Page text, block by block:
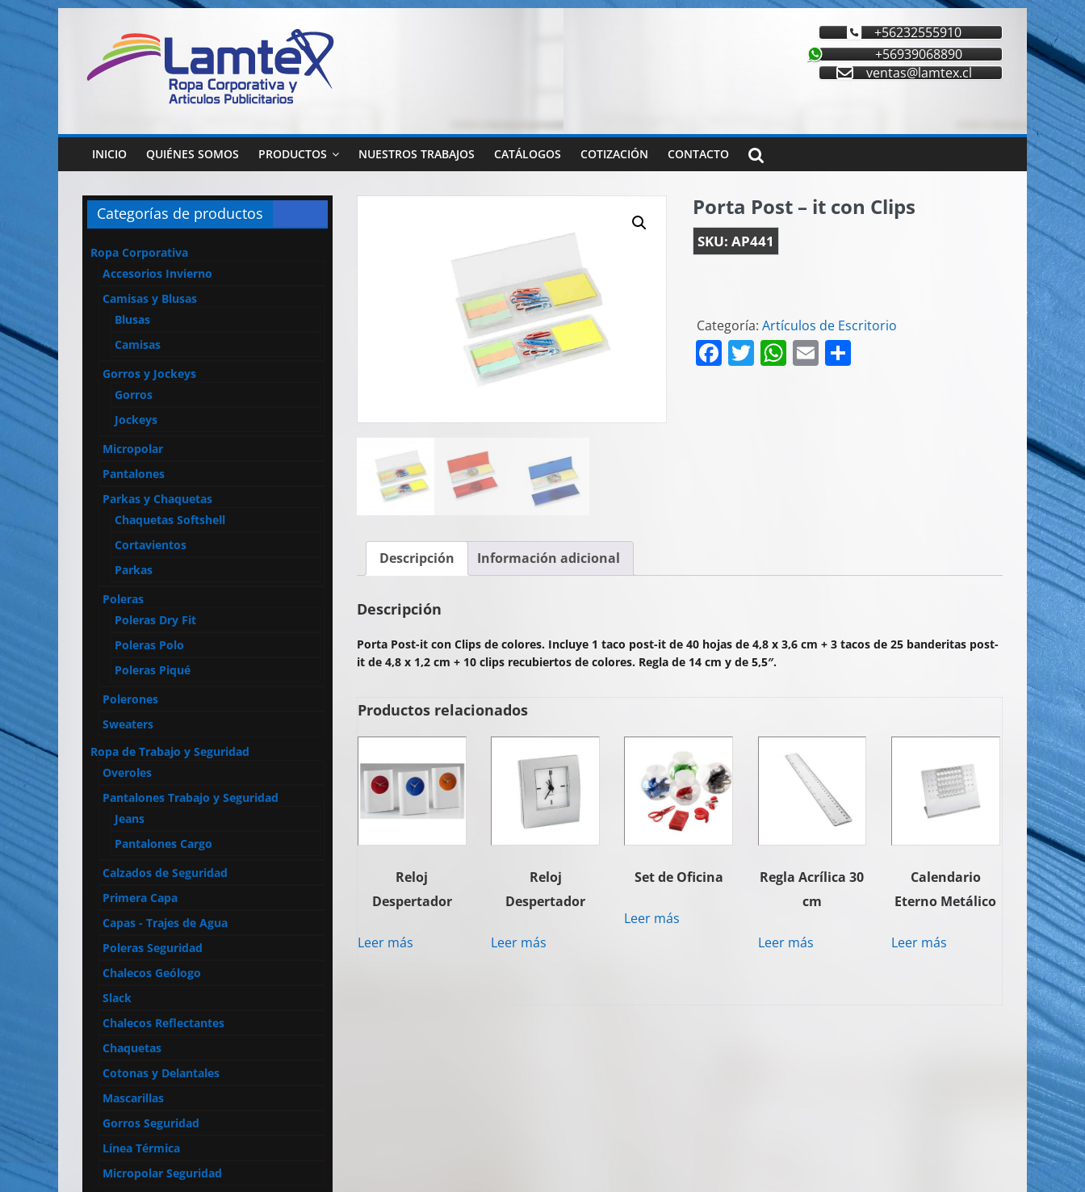
contenido
Lamtex
Corporativa
de
Trabajo
Seguridad
Diseño
Artículos
Publicitarios
Implementos
Seguridad
+56232555910
+56939068890
ventas@lamtex.cl
INICIO QUIÉNES SOMOS PRODUCTOS NUESTROS TRABAJOS CATÁLOGOS COTIZACIÓN CONTACTO
Porta Post – it con Clips
SKU: AP441
Categoría: Artículos de Escritorio
F T W E
Descripción Información adicional
Descripción
Porta Post-it con Clips de colores. Incluye 1 taco post-it de 40 hojas de 4,8 x 3,6 cm + 3 tacos de 25 banderitas post-
it de 4,8 x 1,2 cm + 10 clips recubiertos de colores. Regla de 14 cm y de 5,5″.
Productos relacionados
Reloj
Despertador
Leer más
Reloj
Despertador
Leer más
Set de Oficina
Leer más
Regla Acrílica 30
cm
Leer más
Calendario
Eterno Metálico
Leer más
Categorías de productos
Ropa Corporativa
Accesorios Invierno
Camisas y Blusas
Blusas
Camisas
Gorros y Jockeys
Gorros
Jockeys
Micropolar
Pantalones
Parkas y Chaquetas
Chaquetas Softshell
Cortavientos
Parkas
Poleras
Poleras Dry Fit
Poleras Polo
Poleras Piqué
Polerones
Sweaters
Ropa de Trabajo y Seguridad
Overoles
Pantalones Trabajo y Seguridad
Jeans
Pantalones Cargo
Calzados de Seguridad
Primera Capa
Capas - Trajes de Agua
Poleras Seguridad
Chalecos Geólogo
Slack
Chalecos Reflectantes
Chaquetas
Cotonas y Delantales
Mascarillas
Gorros Seguridad
Línea Térmica
Micropolar Seguridad